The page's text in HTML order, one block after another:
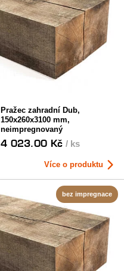
Pražec zahradní Dub,
150x260x3100 mm,
neimpregnovaný
4 023.00 Kč/ ks
Více o produktu
bez impregnace